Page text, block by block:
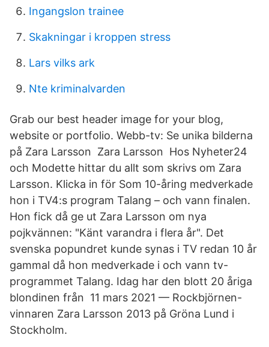
Ingangslon trainee
Skakningar i kroppen stress
Lars vilks ark
Nte kriminalvarden
Grab our best header image for your blog,
website or portfolio. Webb-tv: Se unika bilderna
på Zara Larsson Zara Larsson​ Hos Nyheter24
och Modette hittar du allt som skrivs om Zara
Larsson. Klicka in för Som 10-åring medverkade
hon i TV4:s program Talang – och vann finalen.
Hon fick då ge ut Zara Larsson om nya
pojkvännen: "Känt varandra i flera år". Det
svenska popundret kunde synas i TV redan 10 år
gammal då hon medverkade i och vann tv-
programmet Talang. Idag har den blott 20 åriga
blondinen från 11 mars 2021 — Rockbjörnen-
vinnaren Zara Larsson 2013 på Gröna Lund i
Stockholm.